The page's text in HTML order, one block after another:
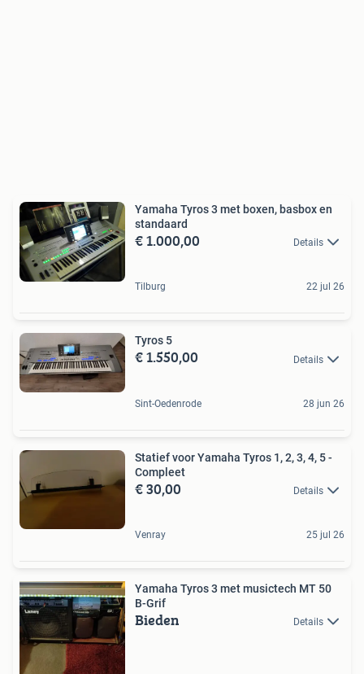
Yamaha Tyros 3 met boxen, basbox en
standaard
€ 1.000,00 Details
Tilburg 22 jul 26
Tyros 5
€ 1.550,00 Details
Sint-Oedenrode 28 jun 26
Statief voor Yamaha Tyros 1, 2, 3, 4, 5 -
Compleet
€ 30,00 Details
Venray 25 jul 26
Yamaha Tyros 3 met musictech MT 50
B-Grif
Bieden Details